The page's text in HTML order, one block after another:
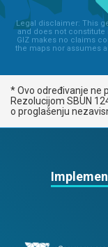
Legal disclaimer: This
and does not
GIZ makes no claims
the maps nor assumes
* Ovo određivanje ne
Rezolucijom SBUN
o proglašenju